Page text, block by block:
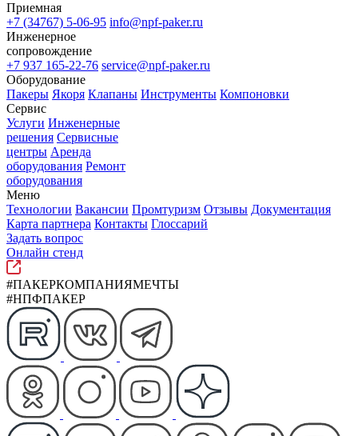
Приемная
+7 (34767) 5-06-95 info@npf-paker.ru
Инженерное
сопровождение
+7 937 165-22-76 service@npf-paker.ru
Оборудование
Пакеры Якоря Клапаны Инструменты Компоновки
Сервис
Услуги Инженерные
решения Сервисные
центры Аренда
оборудования Ремонт
оборудования
Меню
Технологии Вакансии Промтуризм Отзывы Документация
Карта партнера Контакты Глоссарий
Задать вопрос
Онлайн стенд
#ПАКЕРКОМПАНИЯМЕЧТЫ
#НПФПАКЕР